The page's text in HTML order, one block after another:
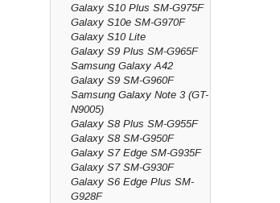
Galaxy S10 Plus SM-G975F
Galaxy S10e SM-G970F
Galaxy S10 Lite
Galaxy S9 Plus SM-G965F
Samsung Galaxy A42
Galaxy S9 SM-G960F
Samsung Galaxy Note 3 (GT-
N9005)
Galaxy S8 Plus SM-G955F
Galaxy S8 SM-G950F
Galaxy S7 Edge SM-G935F
Galaxy S7 SM-G930F
Galaxy S6 Edge Plus SM-
G928F